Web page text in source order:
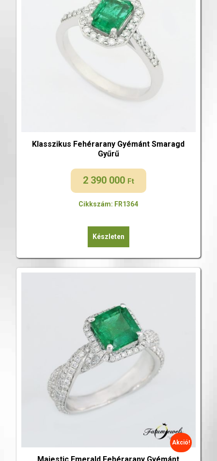
Klasszikus Fehérarany Gyémánt Smaragd
Gyűrű
2 390 000 Ft
Cikkszám: FR1364
Készleten
Akció!